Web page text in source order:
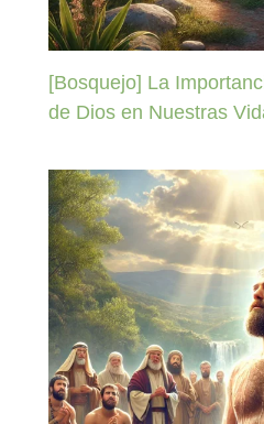
[Bosquejo] La
de Dios en Nuestras